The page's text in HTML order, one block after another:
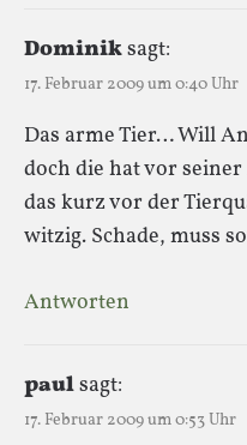
Dominiksagt:
17. Februar 2009 um 0:40 Uhr
Das arme Tier… Will
doch die hat vor
das kurz vor der
witzig. Schade, muss
Antworten
paulsagt:
17. Februar 2009 um 0:53 Uhr